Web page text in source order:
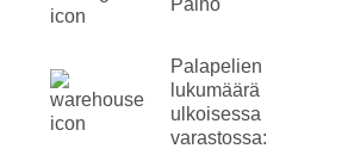
Paino
Palapelien
lukumäärä
ulkoisessa
varastossa: